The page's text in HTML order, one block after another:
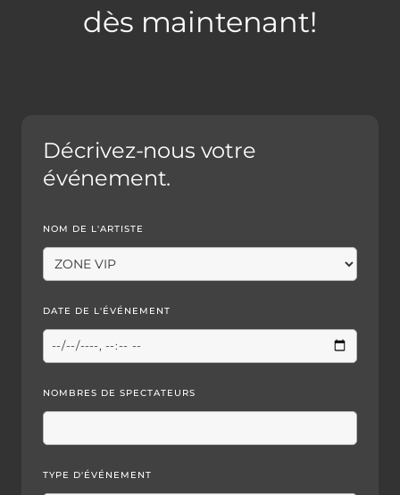
dès maintenant!
Décrivez-nous votre
événement.
NOM DE L'ARTISTE
DATE DE L'ÉVÉNEMENT
NOMBRES DE SPECTATEURS
TYPE D'ÉVÉNEMENT